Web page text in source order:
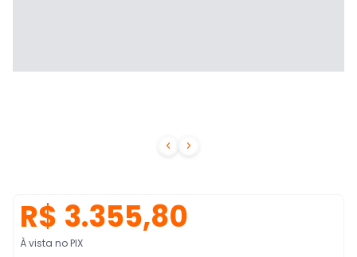
 
R$ 3.355,80
À vista no PIX